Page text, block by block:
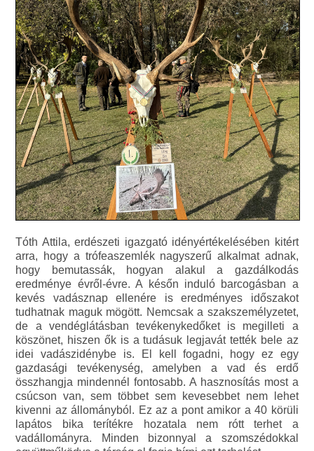
Tóth Attila, erdészeti igazgató idényértékelésében kitért
arra, hogy a trófeaszemlék nagyszerű alkalmat adnak,
hogy bemutassák, hogyan alakul a gazdálkodás
eredménye évről-évre. A későn induló barcogásban a
kevés vadásznap ellenére is eredményes időszakot
tudhatnak maguk mögött. Nemcsak a szakszemélyzetet,
de a vendéglátásban tevékenykedőket is megilleti a
köszönet, hiszen ők is a tudásuk legjavát tették bele az
idei vadászidénybe is. El kell fogadni, hogy ez egy
gazdasági tevékenység, amelyben a vad és erdő
összhangja mindennél fontosabb. A hasznosítás most a
csúcson van, sem többet sem kevesebbet nem lehet
kivenni az állományból. Ez az a pont amikor a 40 körüli
lapátos bika terítékre hozatala nem rótt terhet a
vadállományra. Minden bizonnyal a szomszédokkal